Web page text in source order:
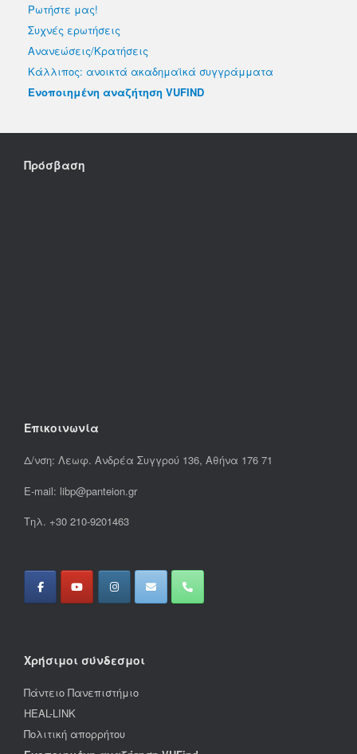
Ρωτήστε μας!
Συχνές ερωτήσεις
Ανανεώσεις/Κρατήσεις
Κάλλιπος: ανοικτά ακαδημαϊκά συγγράμματα
Ενοποιημένη αναζήτηση VUFIND
Πρόσβαση
Επικοινωνία
Δ/νση: Λεωφ. Ανδρέα Συγγρού 136, Αθήνα 176 71
E-mail: libp@panteion.gr
Τηλ. +30 210-9201463
Χρήσιμοι σύνδεσμοι
Πάντειο Πανεπιστήμιο
HEAL-LINK
Πολιτική απορρήτου